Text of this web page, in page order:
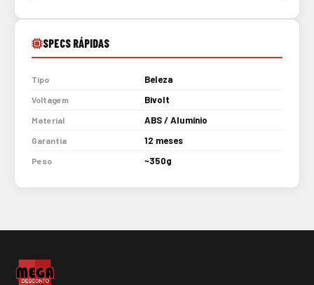
SPECS RÁPIDAS
Tipo Beleza
Voltagem Bivolt
Material ABS / Alumínio
Garantia 12 meses
Peso ~350g